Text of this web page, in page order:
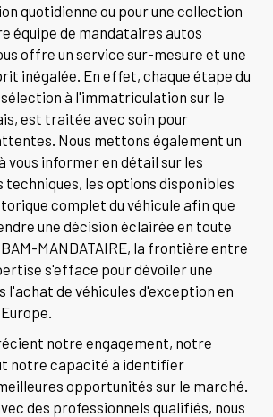
quotidienne ou pour une collection
équipe de mandataires autos
offre un service sur-mesure et une
inégalée. En effet, chaque étape du
à l'immatriculation sur le
est traitée avec soin pour
Nous mettons également un
vous informer en détail sur les
les options disponibles
complet du véhicule afin que
une décision éclairée en toute
MANDATAIRE, la frontière entre
s'efface pour dévoiler une
l'achat de véhicules d'exception en
notre engagement, notre
notre capacité à identifier
opportunités sur le marché.
des professionnels qualifiés, nous